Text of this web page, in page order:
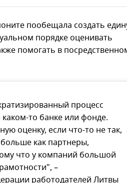
пообещала создать
порядке оценивать
помогать в
процесс
то банке или фонде.
оценку, если что-то не так,
как партнеры,
что у компаний большой
–
работодателей Литвы